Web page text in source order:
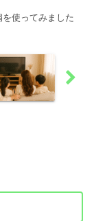
使ってみました